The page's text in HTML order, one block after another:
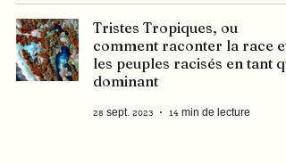
Tristes Tropiques, ou
comment raconter la race et
les peuples racisés en tant
dominant
28 sept. 2023 14 min de lecture